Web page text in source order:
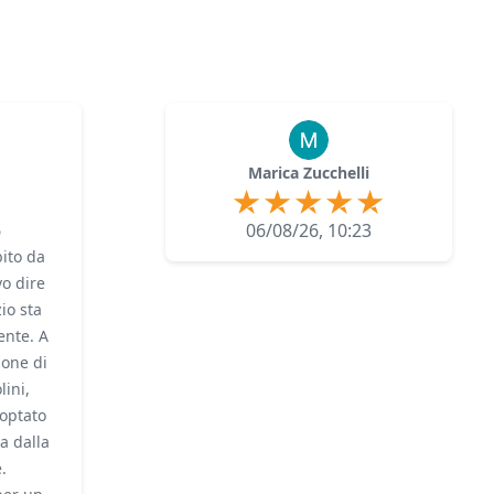
da
dire
sta
A
di
dalla
Marica Zucchelli
06/08/26, 10:23